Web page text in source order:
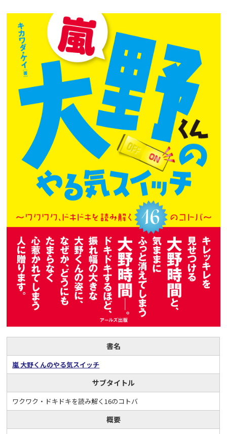
書名
嵐 大野くんのやる気スイッチ
サブタイトル
ワクワク・ドキドキを読み解く16のコトバ
概要